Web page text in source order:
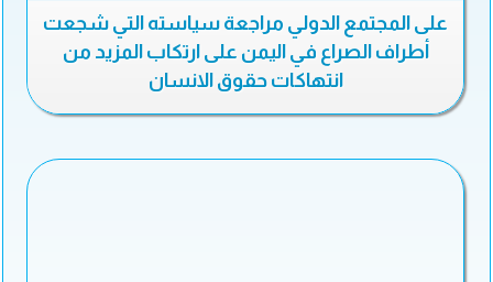
على المجتمع الدولي مراجعة سياسته التي شجعت
أطراف الصراع في اليمن على ارتكاب المزيد من
انتهاكات حقوق الانسان